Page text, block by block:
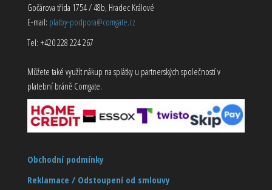
Gočárova třída 1754 / 48b, Hradec Králové
E-mail: platby-podpora@comgate.cz
Tel: +420 228 224 267
Můžete také využít nákup na splátky u partnerských společností v
platební bráně Comgate.
Obchodní podmínky
Reklamace / Odstoupení od smlouvy